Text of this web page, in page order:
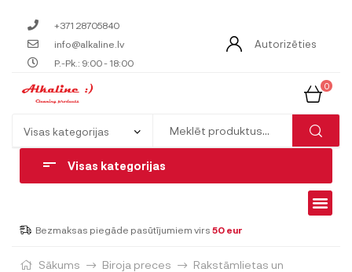
+371 28705840
info@alkaline.lv
P.-Pk.: 9:00 - 18:00
Autorizēties
0
Visas kategorijas
Bezmaksas piegāde pasūtījumiem virs 50 eur
Sākums Biroja preces
Rakstāmlietas un